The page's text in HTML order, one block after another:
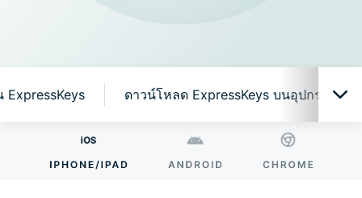
ExpressKeys ดาวน์โหลด ExpressKeys บนอุปกรณ์มือถื
ทุกอย่างที่คุณต้องการสำหรับปกป้องบัญชีของคุณ